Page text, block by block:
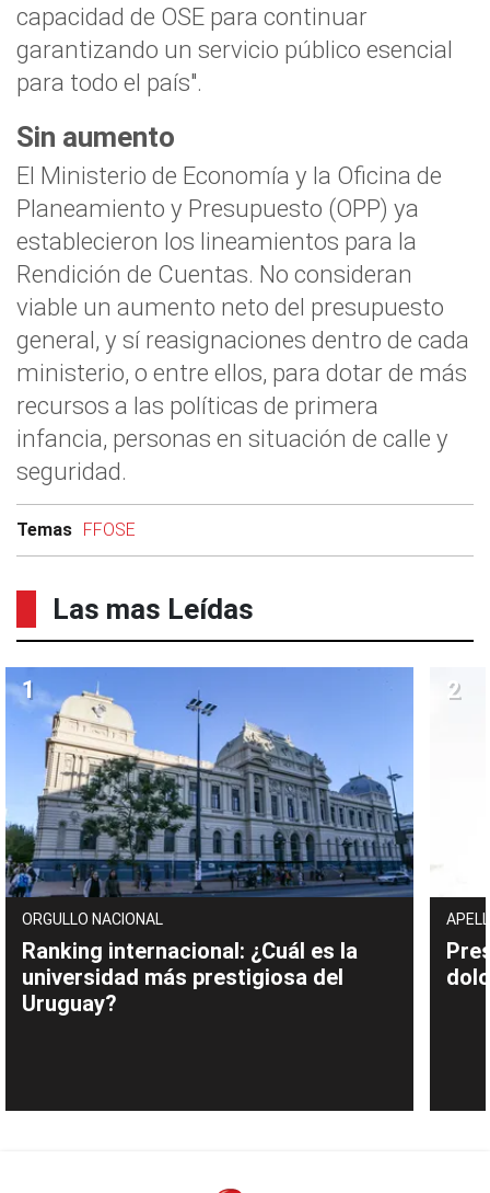
capacidad de OSE para continuar
garantizando un servicio público esencial
para todo el país".
Sin aumento
El Ministerio de Economía y la Oficina de
Planeamiento y Presupuesto (OPP) ya
establecieron los lineamientos para la
Rendición de Cuentas. No consideran
viable un aumento neto del presupuesto
general, y sí reasignaciones dentro de cada
ministerio, o entre ellos, para dotar de más
recursos a las políticas de primera
infancia, personas en situación de calle y
seguridad.
Temas FFOSE
Las mas Leídas
ORGULLO NACIONAL
Ranking internacional: ¿Cuál es la
universidad más prestigiosa del
Uruguay?